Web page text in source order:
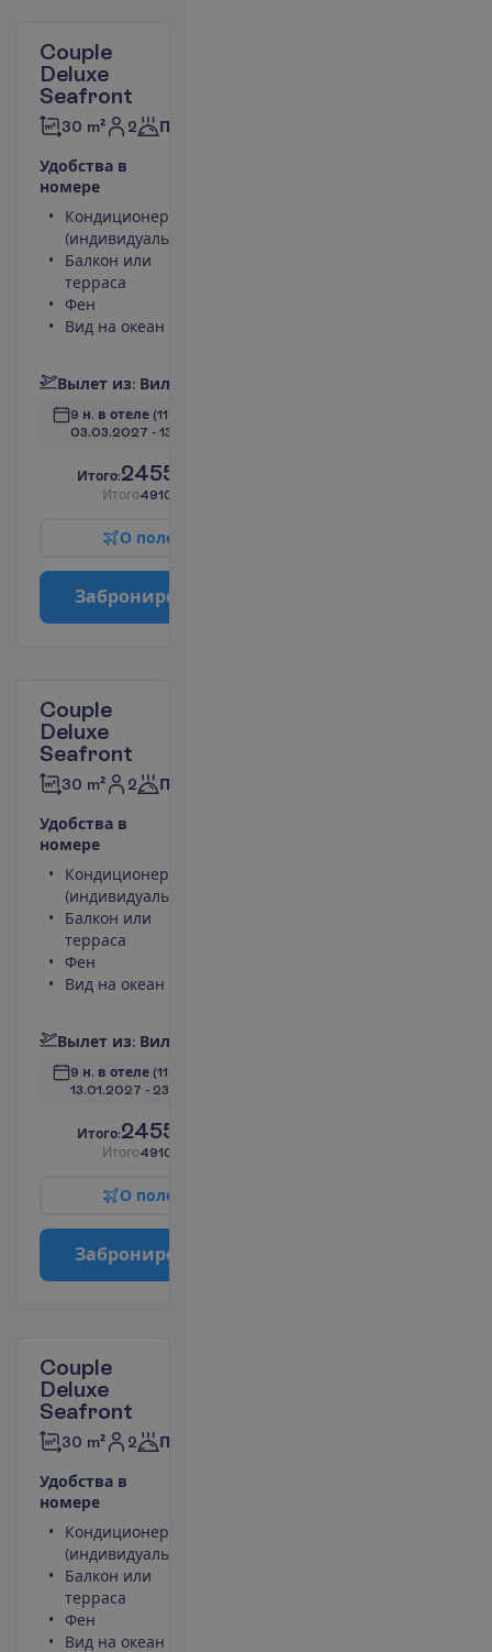
Couple
Deluxe
Seafront
30 m² 2 Полупансион
Удобства в
номере
Кондиционер
(индивидуальный)
Балкон или
терраса
Фен
Вид на океан
Вылет из: Вил
9 н. в отеле (11 н. всего)
03.03.2027 - 13.03.2027
Итого:2455.00
Итого4910.00
О поле
Заброниро
Couple
Deluxe
Seafront
30 m² 2 Полупансион
Удобства в
номере
Кондиционер
(индивидуальный)
Балкон или
терраса
Фен
Вид на океан
Вылет из: Вил
9 н. в отеле (11 н. всего)
13.01.2027 - 23.01.2027
Итого:2455.00
Итого4910.00
О поле
Заброниро
Couple
Deluxe
Seafront
30 m² 2 Полупансион
Удобства в
номере
Кондиционер
(индивидуальный)
Балкон или
терраса
Фен
Вид на океан